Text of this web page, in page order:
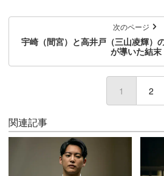
次のページ
宇崎（間宮）と高井戸（三山凌輝）
が導いた結末
1 (current)
2
関連記事